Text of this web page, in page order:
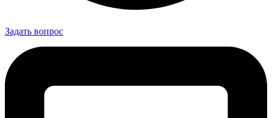
Задать вопрос